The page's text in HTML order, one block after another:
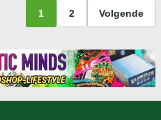
1 2 Volgende